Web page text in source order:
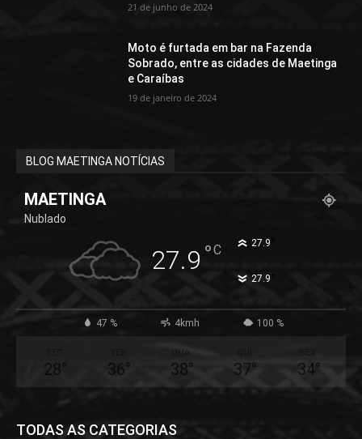
21 de junho de 2024
Moto é furtada em bar na Fazenda
Sobrado, entre as cidades de Maetinga
e Caraíbas
19 de janeiro de 2024
BLOG MAETINGA NOTÍCIAS
MAETINGA
Nublado
27.9 °C 27.9
27.9
47 % 4kmh 100 %
28° 36°
QUA
38° 37° 34°
TODAS AS CATEGORIAS